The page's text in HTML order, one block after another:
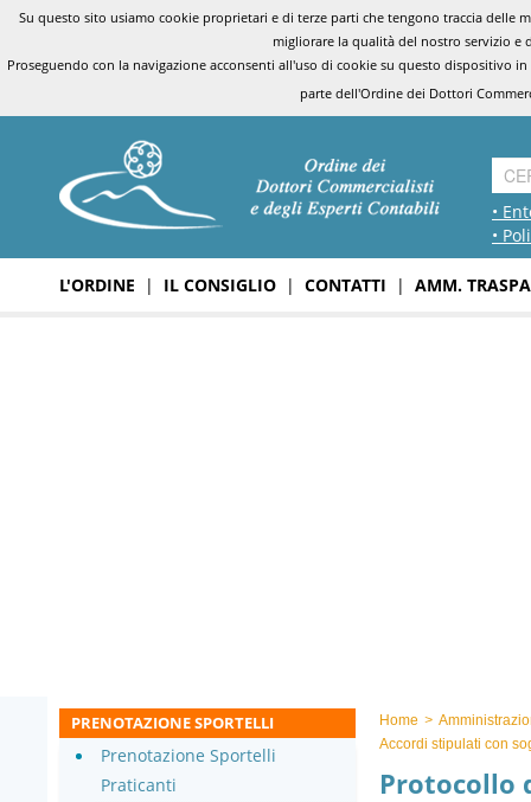
Su questo sito usiamo cookie proprietari e di terze parti che tengono traccia
migliorare la qualità del nostro servizio e
Proseguendo con la navigazione acconsenti all'uso di cookie su questo dispositivo
parte dell'Ordine dei Dottori
•
•
L'ORDINE | IL CONSIGLIO | CONTATTI | AMM.
Home >
Accordi stipulati con
Protocollo
PRENOTAZIONE SPORTELLI
Prenotazione Sportelli
Praticanti